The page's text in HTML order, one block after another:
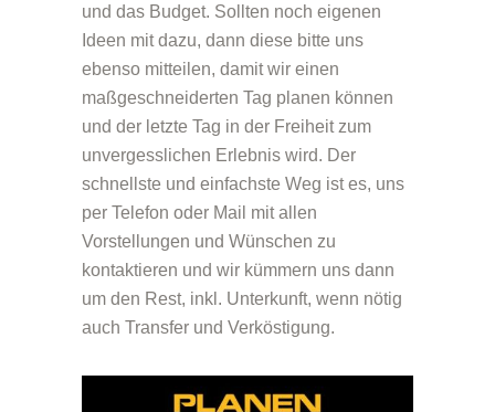
und das Budget. Sollten noch eigenen
Ideen mit dazu, dann diese bitte uns
ebenso mitteilen, damit wir einen
maßgeschneiderten Tag planen können
und der letzte Tag in der Freiheit zum
unvergesslichen Erlebnis wird. Der
schnellste und einfachste Weg ist es, uns
per Telefon oder Mail mit allen
Vorstellungen und Wünschen zu
kontaktieren und wir kümmern uns dann
um den Rest, inkl. Unterkunft, wenn nötig
auch Transfer und Verköstigung.